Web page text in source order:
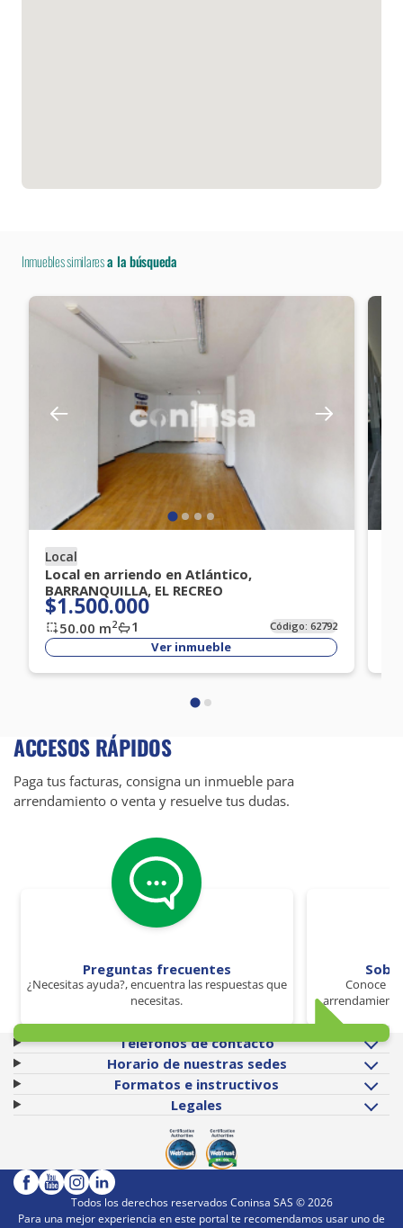
Inmuebles similaresa la búsqueda
Local
Local en arriendo en Atlántico,
BARRANQUILLA, EL RECREO
$1.500.000
50.00 m2 1 Código:62792
Ver inmueble
ACCESOS RÁPIDOS
Paga tus facturas, consigna un inmueble para
arrendamiento o venta y resuelve tus dudas.
Preguntas frecuentes
¿Necesitas ayuda?, encuentra las respuestas que
necesitas.
Conoce
Teléfonos de contacto
Horario de nuestras sedes
Formatos e instructivos
Legales
Todos los derechos reservados Coninsa SAS ©2026
Para una mejor experiencia en este portal te recomendamos usar uno de